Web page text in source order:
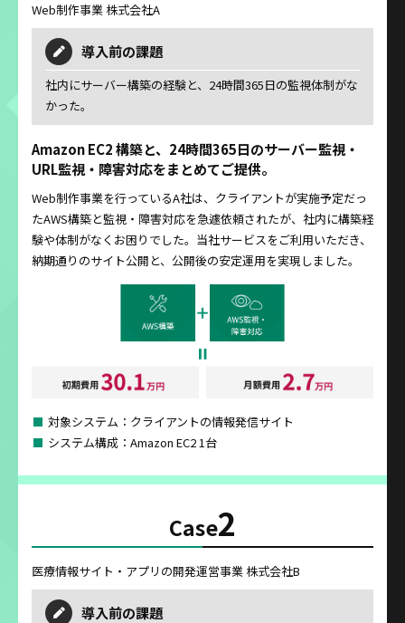
Web制作事業 株式会社A
導入前の課題
社内にサーバー構築の経験と、24時間365日の監視体制がな
かった。
Amazon EC2 構築と、24時間365日のサーバー監視・
URL監視・障害対応をまとめてご提供。
Web制作事業を行っているA社は、クライアントが実施予定だっ
たAWS構築と監視・障害対応を急遽依頼されたが、社内に構築経
験や体制がなくお困りでした。当社サービスをご利用いただき、
納期通りのサイト公開と、公開後の安定運用を実現しました。
対象システム：クライアントの情報発信サイト
システム構成：Amazon EC2 1台
Case2
医療情報サイト・アプリの開発運営事業 株式会社B
導入前の課題